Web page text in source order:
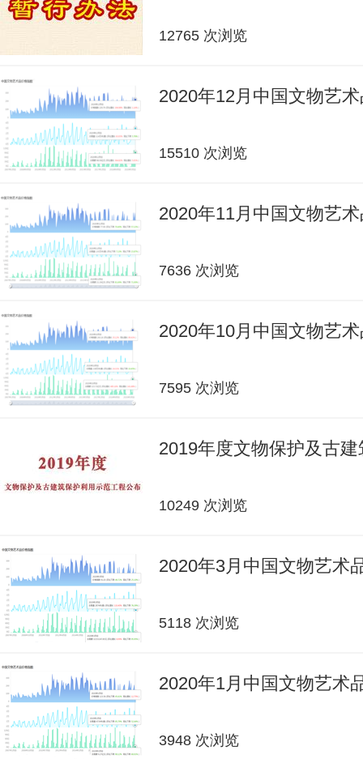
12765 次浏览
2020年12月中国文物艺
15510 次浏览
2020年11月中国文物艺
7636 次浏览
2020年10月中国文物艺
7595 次浏览
2019年度文物保护及古
10249 次浏览
2020年3月中国文物艺术
5118 次浏览
2020年1月中国文物艺术
3948 次浏览